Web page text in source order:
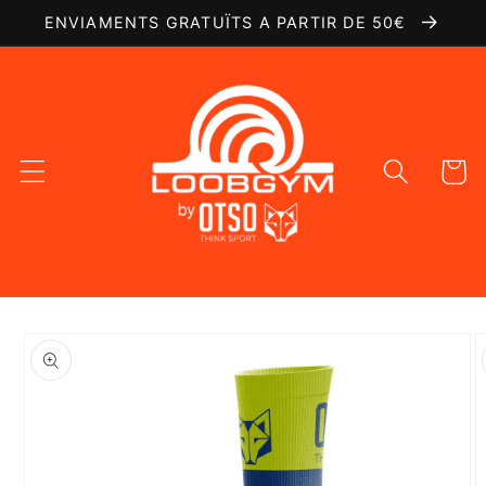
directamente
al contenido
ENVIAMENTS GRATUÏTS A PARTIR DE 50€
Carrito
a la
información